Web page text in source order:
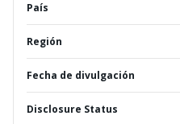
País
Región
Fecha de divulgación
Disclosure Status